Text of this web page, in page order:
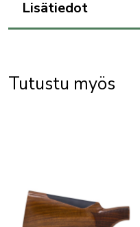
Lisätiedot
Tutustu myös